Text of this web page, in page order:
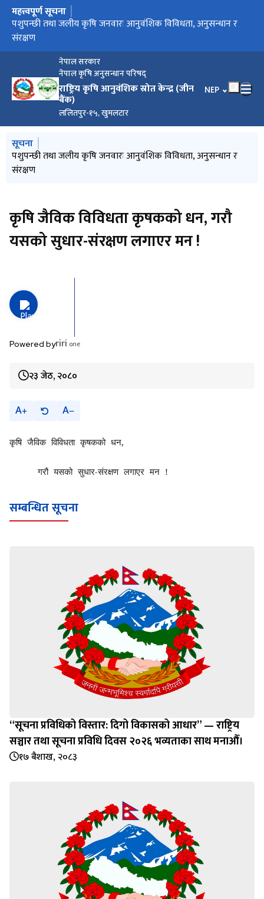
नेपाल सरकार
नेपाल कृषि अनुसन्धान परिषद्
राष्ट्रिय कृषि आनुवंशिक स्रोत केन्द्र (जीन
बैंक)
ललितपुर-१५, खुमलटार
भाषा चयन गर्नुहोस्
NEP
मुख्य नेभिगेसनमा जानुहोस्
महत्त्वपूर्ण सूचना
पशुपन्छी तथा जलीय कृषि जनवारः आनुवंशिक विविधता, अनुसन्धान र
संरक्षण
नेपाल जिन बैंक
मुख्य नेभिगेसनमा जानुहोस्
सूचना
नेपाल जिन बैंक
पशुपन्छी तथा जलीय कृषि जनवारः आनुवंशिक विविधता, अनुसन्धान र
संरक्षण
कृषि जैविक विविधता कृषकको धन, गरौ यसको सुधार-संरक्षण लगाएर
मन !
International Year of Millets 2023
राष्ट्रिय कृषि जैविक विविधता बर्ष २०७९
कृषि जैविक विविधता कृषकको धन, गरौ
यसको सुधार-संरक्षण लगाएर मन !
Powered byriri one
२३ जेठ, २०८०
A A
कृषि जैविक विविधता कृषकको धन,
गरौ यसको सुधार-संरक्षण लगाएर मन !
सम्बन्धित सूचना
“सूचना प्रविधिको विस्तार: दिगो विकासको आधार” — राष्ट्रिय
सञ्चार तथा सूचना प्रविधि दिवस २०२६ भव्यताका साथ मनाऔँ।
१७ बैशाख, २०८३